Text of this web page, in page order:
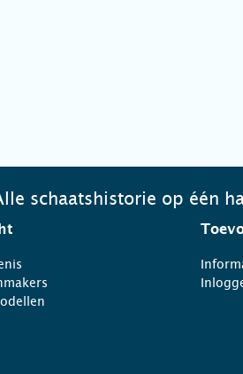
schaatshistorie op één